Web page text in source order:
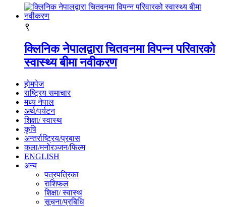
९
क्लिनिक नेपालद्वारा चितवनमा विपन्न परिवारको
स्वास्थ्य बीमा नवीकरण
होमपेज
राष्ट्रिय समाचार
मध्य नेपाल
अर्थ/पर्यटन
शिक्षा/ स्वास्थ
कृषि
अन्तर्राष्ट्रिय/प्रबास
कला/मनोरञ्जन/फिल्म
ENGLISH
अन्य
पत्रपत्रिका
राशिफल
शिक्षा/ स्वास्थ
सूचना/प्रबिधि